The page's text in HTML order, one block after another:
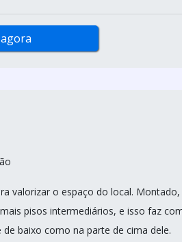
valorizar o espaço do local. Montado,
pisos intermediários, e isso faz
baixo como na parte de cima dele.